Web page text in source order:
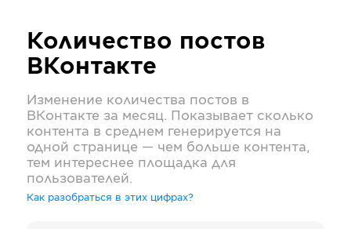
Количество постов
ВКонтакте
Изменение количества постов в
ВКонтакте за месяц. Показывает сколько
контента в среднем генерируется на
одной странице — чем больше контента,
тем интереснее площадка для
пользователей.
Как разобраться в этих цифрах?